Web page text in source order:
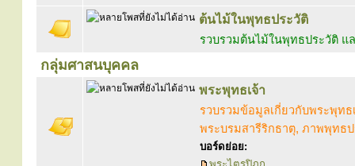
ต้นไม้ในพุทธประวัติ
รวบรวมต้นไม้ในพุทธประวัติ
กลุ่มศาสนบุคคล
พระพุทธเจ้า
รวบรวมข้อมูลเกี่ยวกับพระพุทธ
พระบรมสารีริกธาตุ, ภาพพุทธ
บอร์ดย่อย: